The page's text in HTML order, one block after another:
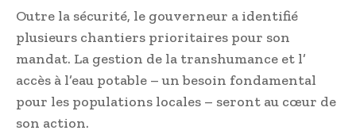
Outre la sécurité, le gouverneur a identifié
plusieurs chantiers prioritaires pour son
mandat. La gestion de la transhumance et l’
accès à l’eau potable – un besoin fondamental
pour les populations locales – seront au cœur de
son action.